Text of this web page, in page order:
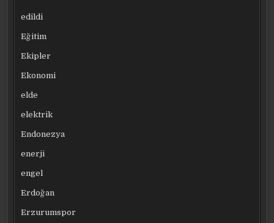
edildi
Eğitim
Ekipler
Ekonomi
elde
elektrik
Endonezya
enerji
engel
Erdoğan
Erzurumspor